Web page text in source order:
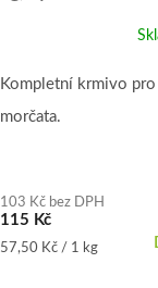
produktu
5,0
103 Kč bez DPH
115 Kč
Měrná
57,50 Kč / 1 kg
Kompletní krmivo
morčata.